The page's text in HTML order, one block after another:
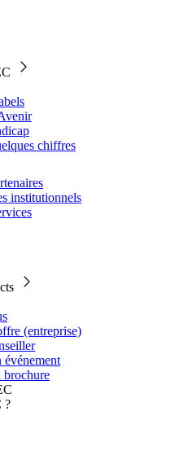
chiffres
institutionnels
(entreprise)
événement
brochure
?